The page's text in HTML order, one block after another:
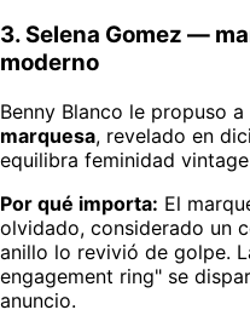
3. Selena Gomez —
moderno
Benny Blanco le propuso
marquesa, revelado en
equilibra feminidad
Por qué importa: El
olvidado, considerado un
anillo lo revivió de golpe.
engagement ring" se
anuncio.